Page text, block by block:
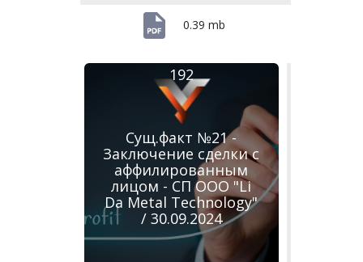
0.39 mb
Сущ.факт №21 -
Заключение сделки с
аффилированным
лицом - СП ООО "Li
Da Metal Technology"
/ 30.09.2024
192